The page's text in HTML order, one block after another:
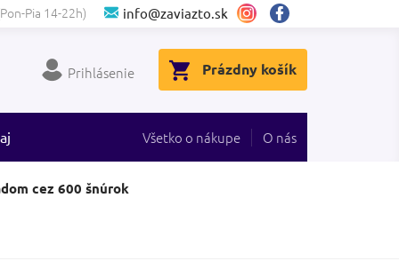
Pia 14-22h) info@zaviazto.sk
Prihlásenie
NÁKUPNÝ
KOŠÍK
Prázdny košík
Všetko o nákupe O nás
cez 600 šnúrok